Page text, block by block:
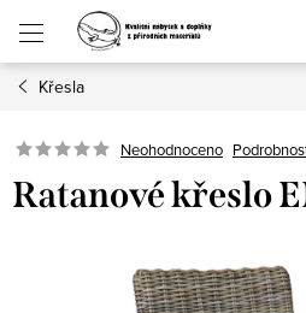
obsah
Křesla
Neohodnoceno
Ratanové křeslo